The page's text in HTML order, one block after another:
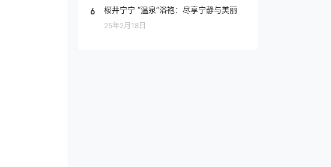
6 桜井宁宁 “温泉”浴袍：尽享宁静与美丽
25年2月18日